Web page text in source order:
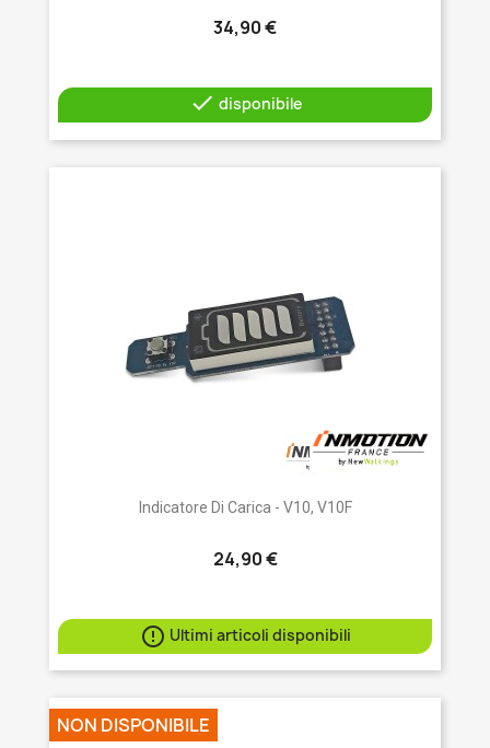
34,90 €
 disponibile
Indicatore Di Carica - V10, V10F
24,90 €
 Ultimi articoli disponibili
NON DISPONIBILE